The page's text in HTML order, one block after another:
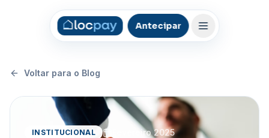
Antecipar
Voltar para o Blog
INSTITUCIONAL Fevereiro 2025